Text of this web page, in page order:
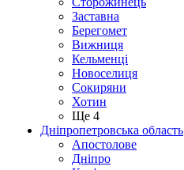
Заставна
Берегомет
Вижниця
Кельменці
Новоселиця
Сокиряни
Хотин
Ще 4
Дніпропетровська область
Апостолове
Дніпро